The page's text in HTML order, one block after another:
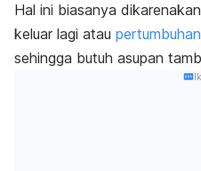
Hal ini biasanya dikarenakan
keluar lagi atau
sehingga butuh asupan